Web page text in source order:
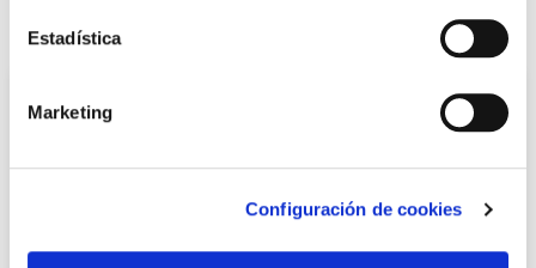
Estadística
Marketing
Configuración de cookies
También te puede interesar